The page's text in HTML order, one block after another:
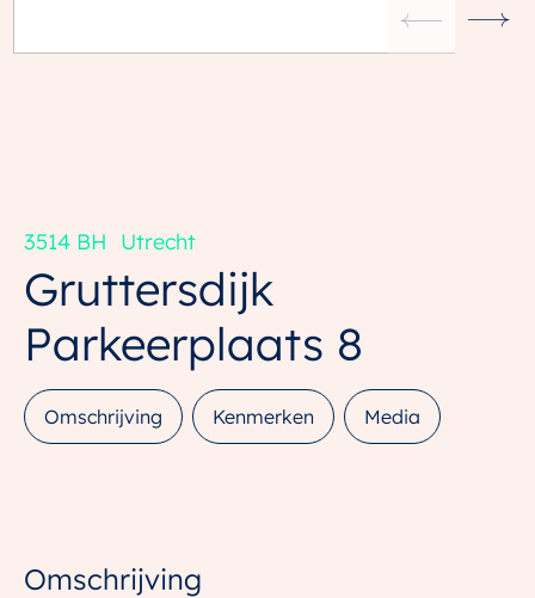
Gruttersdijk
Parkeerplaats 8
3514 BH Utrecht
Omschrijving Kenmerken Media
Omschrijving